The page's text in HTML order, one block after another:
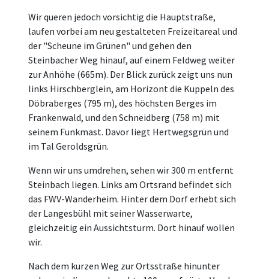
Wir queren jedoch vorsichtig die Hauptstraße,
laufen vorbei am neu gestalteten Freizeitareal und
der "Scheune im Grünen" und gehen den
Steinbacher Weg hinauf, auf einem Feldweg weiter
zur Anhöhe (665m). Der Blick zurück zeigt uns nun
links Hirschberglein, am Horizont die Kuppeln des
Döbraberges (795 m), des höchsten Berges im
Frankenwald, und den Schneidberg (758 m) mit
seinem Funkmast. Davor liegt Hertwegsgrün und
im Tal Geroldsgrün.
Wenn wir uns umdrehen, sehen wir 300 m entfernt
Steinbach liegen. Links am Ortsrand befindet sich
das FWV-Wanderheim. Hinter dem Dorf erhebt sich
der Langesbühl mit seiner Wasserwarte,
gleichzeitig ein Aussichtsturm. Dort hinauf wollen
wir.
Nach dem kurzen Weg zur Ortsstraße hinunter